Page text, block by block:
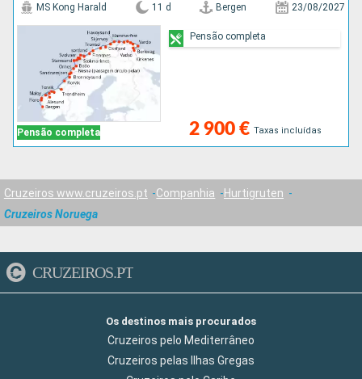
Pensão completa
MS Kong Harald 11 d Bergen 23/08/2027
2 900 € Taxas incluídas
Pensão completa
Cruzeiros www.cruzeiros.pt Companhia
Hurtigruten
Cruzeiros Noruega
CRUZEIROS.PT
Os destinos mais procurados
Cruzeiros pelo Mediterrâneo
Cruzeiros pelas Ilhas Gregas